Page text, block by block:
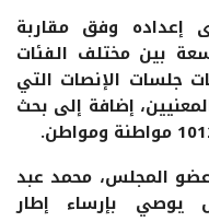
إعداده وفق مقاربة
بين مختلف الفئات
جلسات الإنصات التي
إضافة إلى بحث
المجلس، محمد عبد
يوصي بإرساء إطار